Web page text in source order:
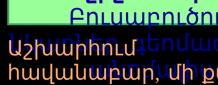
նկարներ,
հավանաբար, մի